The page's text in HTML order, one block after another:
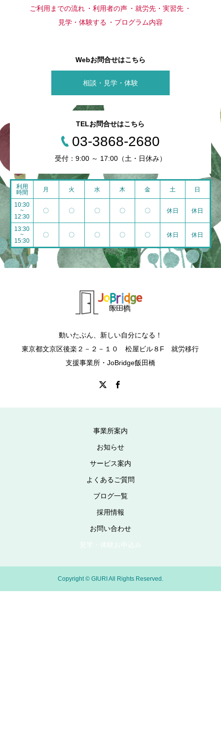
ご利用までの流れ 利用者の声
就労先・実習先
見学・体験する
プログラム内容
Webお問合せはこちら
相談・見学・体験
TELお問合せはこちら
03-3868-2680
受付：9:00 ～ 17:00（土・日休み）
利用
時間
月 火 水 木 金 土 日
10:30
~
12:30
〇 〇 〇 〇 〇 休日 休日
13:30
~
15:30
〇 〇 〇 〇 〇 休日 休日
動いたぶん、新しい自分になる！
東京都文京区後楽２－２－１０ 松屋ビル８F 就労移行
支援事業所・JoBridge飯田橋
事業所案内
お知らせ
サービス案内
よくあるご質問
ブログ一覧
採用情報
お問い合わせ
見学・体験お申込み
Copyright © GIURI All Rights Reserved.